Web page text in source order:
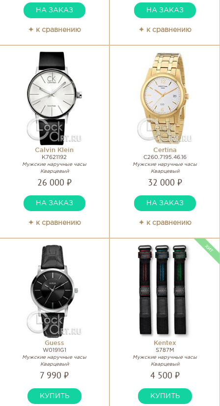
НА ЗАКАЗ
✦ к сравнению
НА ЗАКАЗ
✦ к сравнению
Calvin Klein
K7621192
Мужские наручные часы
Кварцевый
26 000 ₽
НА ЗАКАЗ
✦ к сравнению
Certina
C260.7195.46.16
Мужские наручные часы
Кварцевый
32 000 ₽
НА ЗАКАЗ
✦ к сравнению
Guess
W0191G1
Мужские наручные часы
Кварцевый
7 990 ₽
КУПИТЬ
Kentex
S787M
Мужские наручные часы
Кварцевый
4 500 ₽
КУПИТЬ